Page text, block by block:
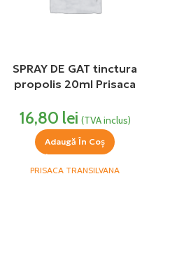
SPRAY DE GAT tinctura
propolis 20ml Prisaca
16,80 lei (TVA inclus)
Adaugă În Coș
PRISACA TRANSILVANA